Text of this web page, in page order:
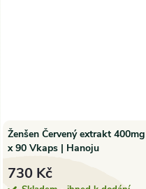
Ženšen Červený extrakt 400mg
x 90 Vkaps | Hanoju
730 Kč